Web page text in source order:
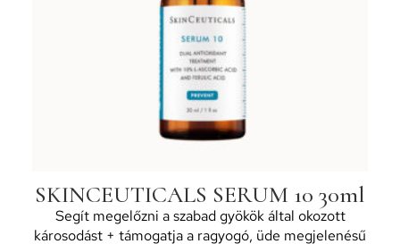
SKINCEUTICALS SERUM 10 30ml
Segít megelőzni a szabad gyökök által okozott
károsodást + támogatja a ragyogó, üde megjelenésű